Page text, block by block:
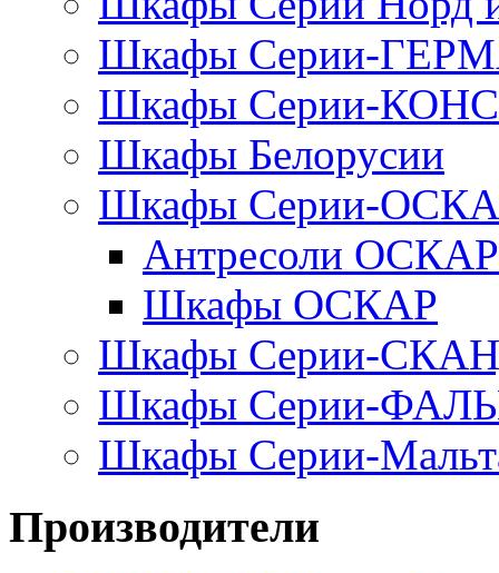
Шкафы Серии-
Шкафы Серии-
Шкафы Белорусии
Шкафы Серии-
Антресоли ОСКАР
Шкафы ОСКАР
Шкафы Серии-
Шкафы Серии-
Шкафы Серии-
Производители